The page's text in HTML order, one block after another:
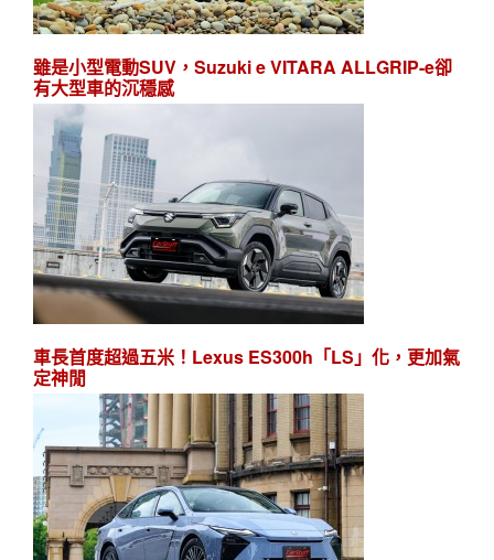
雖是小型電動SUV，Suzuki e VITARA ALLGRIP-e卻
有大型車的沉穩感
車長首度超過五米！Lexus ES300h「LS」化，更加氣
定神閒